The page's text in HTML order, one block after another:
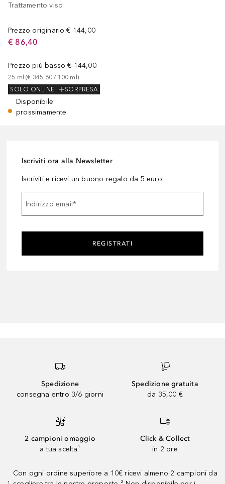
Trattamento viso
Prezzo originario € 144,00
€ 86,40
Prezzo più basso € 144,00
25 ml (€ 345,60 / 100 ml )
SOLO ONLINE
SORPRESA
Disponibile
prossimamente
Iscriviti ora alla Newsletter
Iscriviti e ricevi un buono regalo da 5 euro
Indirizzo email *
REGISTRATI
Spedizione
consegna entro 3/6 giorni
Spedizione gratuita
da 35,00 €
2 campioni omaggio
a tua scelta¹
Click & Collect
in 2 ore
Con ogni ordine superiore a 10€ ricevi almeno 2 campioni da